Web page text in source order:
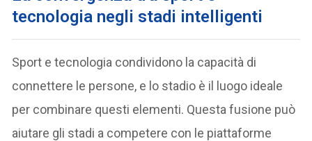
tecnologia negli stadi intelligenti
Sport e tecnologia condividono la capacità di
connettere le persone, e lo stadio è il luogo ideale
per combinare questi elementi. Questa fusione può
aiutare gli stadi a competere con le piattaforme